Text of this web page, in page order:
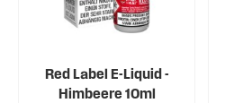
Red Label E-Liquid -
Himbeere 10ml